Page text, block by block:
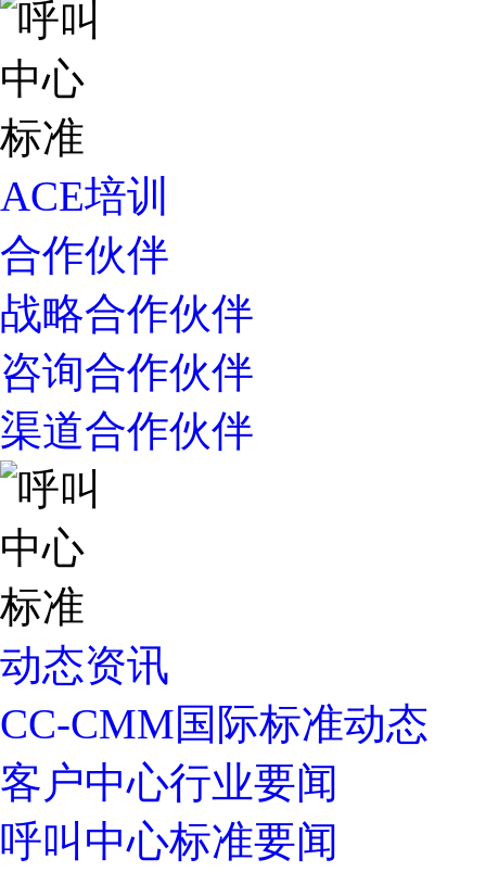
ACE培训
合作伙伴
战略合作伙伴
咨询合作伙伴
渠道合作伙伴
动态资讯
CC-CMM国际标准动态
客户中心行业要闻
呼叫中心标准要闻